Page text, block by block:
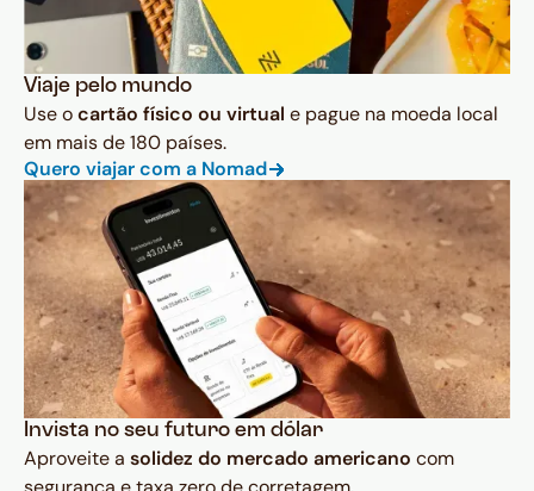
Viaje pelo mundo
Use ocartão físico ou virtual e pague na moeda local
em mais de 180 países.
Quero viajar com a Nomad
Invista no seu futuro em dólar
Aproveite a solidez do mercado americano com